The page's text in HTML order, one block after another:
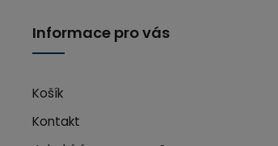
Informace pro vás
Košík
Kontakt